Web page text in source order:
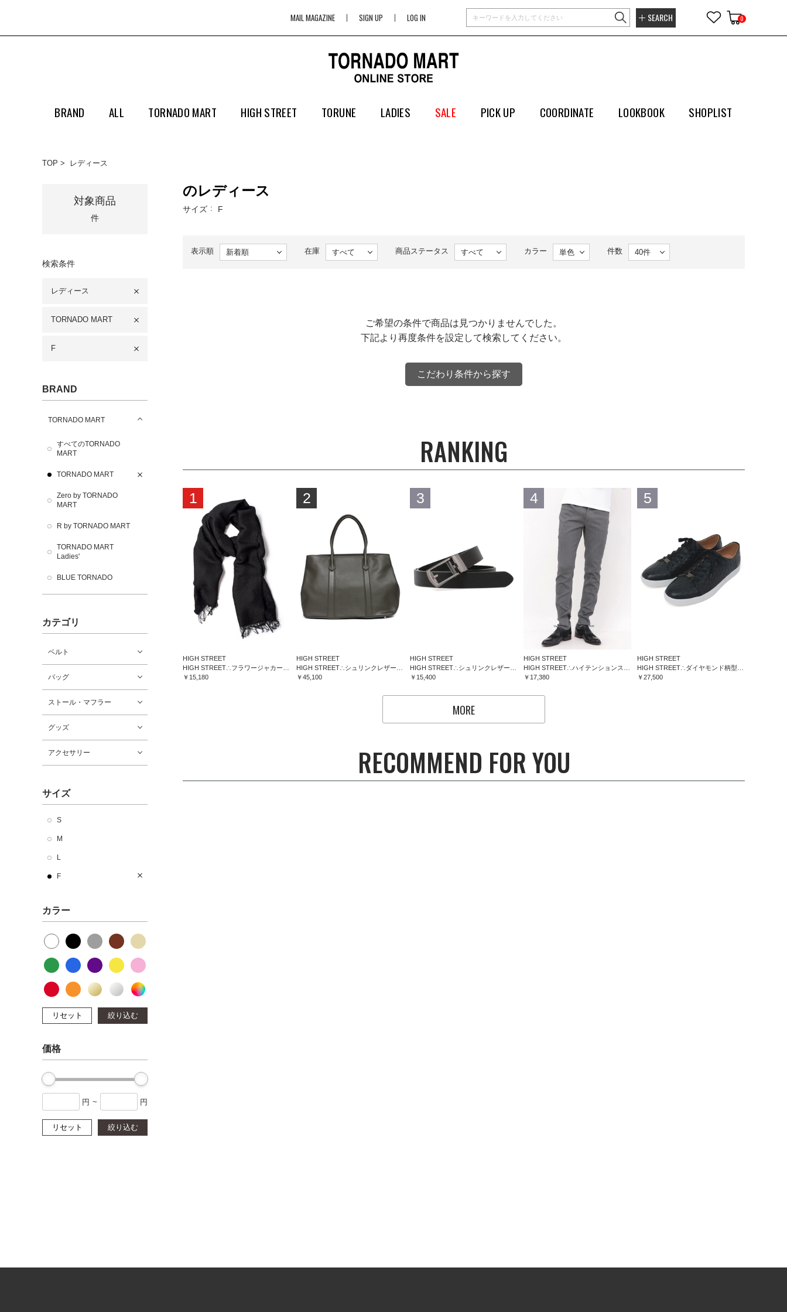
MAIL MAGAZINE SIGN UP LOG IN SEARCH 0
BRAND ALL TORNADO MART HIGH STREET TORUNE LADIES SALE PICK UP COORDINATE LOOKBOOK SHOPLIST
TOP レディース
対象商品
件
検索条件
レディース
TORNADO MART
F
BRAND
TORNADO MART
すべてのTORNADO
MART
TORNADO MART
Zero by TORNADO
MART
R by TORNADO MART
TORNADO MART
Ladies'
BLUE TORNADO
カテゴリ
ベルト
バッグ
ストール・マフラー
グッズ
アクセサリー
サイズ
S
M
L
F
カラー
リセット 絞り込む
価格
円 ~ 円
リセット 絞り込む
のレディース
サイズ F
表示順 在庫 商品ステータス カラー 件数
ご希望の条件で商品は見つかりませんでした。
下記より再度条件を設定して検索してください。
こだわり条件から探す
RANKING
1
HIGH STREET
￥15,180
2
HIGH STREET
￥45,100
3
HIGH STREET
￥15,400
4
HIGH STREET
￥17,380
5
HIGH STREET
￥27,500
MORE
RECOMMEND FOR YOU